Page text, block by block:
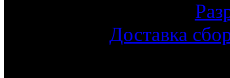
Доставка